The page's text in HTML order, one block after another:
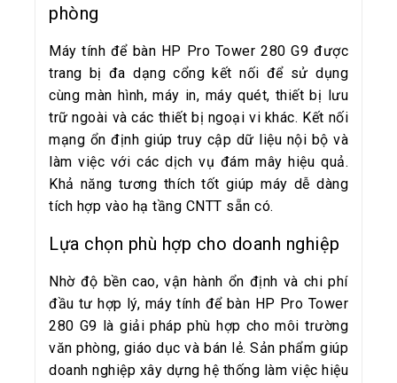
phòng
Máy tính để bàn HP Pro Tower 280 G9 được
trang bị đa dạng cổng kết nối để sử dụng
cùng màn hình, máy in, máy quét, thiết bị lưu
trữ ngoài và các thiết bị ngoại vi khác. Kết nối
mạng ổn định giúp truy cập dữ liệu nội bộ và
làm việc với các dịch vụ đám mây hiệu quả.
Khả năng tương thích tốt giúp máy dễ dàng
tích hợp vào hạ tầng CNTT sẵn có.
Lựa chọn phù hợp cho doanh nghiệp
Nhờ độ bền cao, vận hành ổn định và chi phí
đầu tư hợp lý, máy tính để bàn HP Pro Tower
280 G9 là giải pháp phù hợp cho môi trường
văn phòng, giáo dục và bán lẻ. Sản phẩm giúp
doanh nghiệp xây dựng hệ thống làm việc hiệu